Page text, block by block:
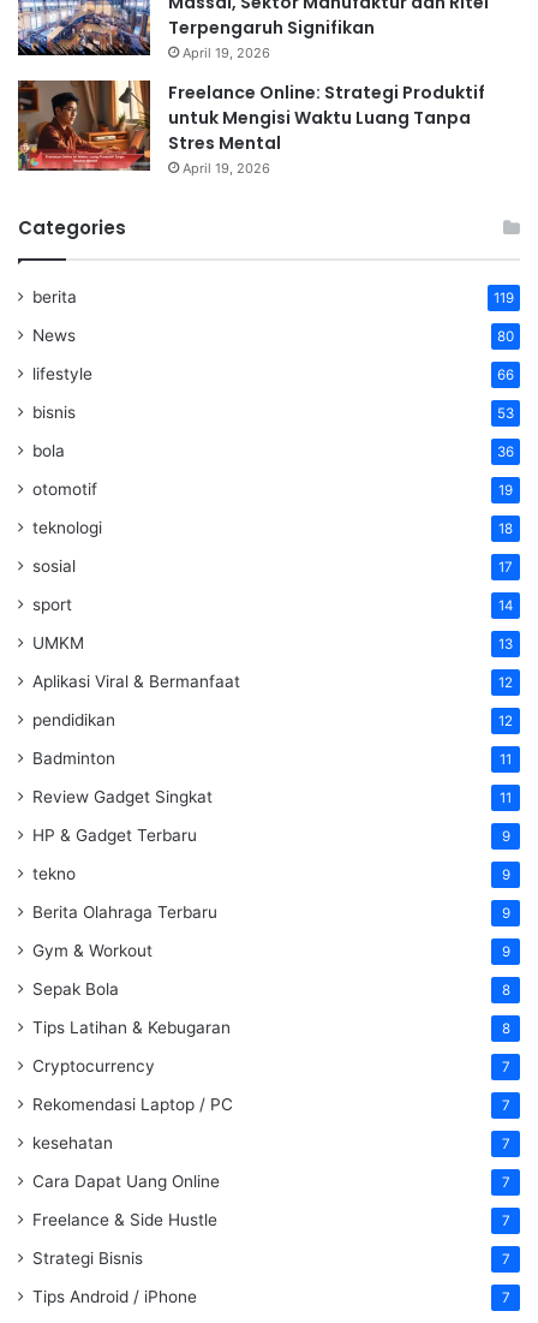
Terpengaruh Signifikan
April 19, 2026
Freelance Online: Strategi Produktif
untuk Mengisi Waktu Luang Tanpa
Stres Mental
April 19, 2026
Categories
berita 119
News 80
lifestyle 66
bisnis 53
bola 36
otomotif 19
teknologi 18
sosial 17
sport 14
UMKM 13
Aplikasi Viral & Bermanfaat 12
pendidikan 12
Badminton 11
Review Gadget Singkat 11
HP & Gadget Terbaru 9
tekno 9
Berita Olahraga Terbaru 9
Gym & Workout 9
Sepak Bola 8
Tips Latihan & Kebugaran 8
Cryptocurrency 7
Rekomendasi Laptop / PC 7
kesehatan 7
Cara Dapat Uang Online 7
Freelance & Side Hustle 7
Strategi Bisnis 7
Tips Android / iPhone 7